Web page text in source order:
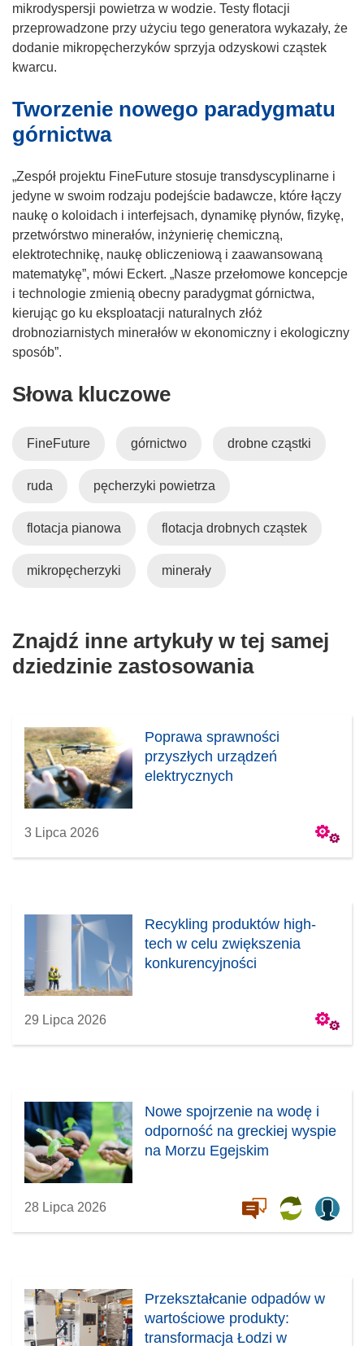
mikrodyspersji powietrza w wodzie. Testy flotacji
przeprowadzone przy użyciu tego generatora wykazały, że
dodanie mikropęcherzyków sprzyja odzyskowi cząstek
kwarcu.
Tworzenie nowego paradygmatu
górnictwa
„Zespół projektu FineFuture stosuje transdyscyplinarne i
jedyne w swoim rodzaju podejście badawcze, które łączy
naukę o koloidach i interfejsach, dynamikę płynów, fizykę,
przetwórstwo minerałów, inżynierię chemiczną,
elektrotechnikę, naukę obliczeniową i zaawansowaną
matematykę”, mówi Eckert. „Nasze przełomowe koncepcje
i technologie zmienią obecny paradygmat górnictwa,
kierując go ku eksploatacji naturalnych złóż
drobnoziarnistych minerałów w ekonomiczny i ekologiczny
sposób”.
Słowa kluczowe
FineFuture górnictwo drobne cząstki
ruda pęcherzyki powietrza
flotacja pianowa flotacja drobnych cząstek
mikropęcherzyki minerały
Znajdź inne artykuły w tej samej
dziedzinie zastosowania
Poprawa sprawności
przyszłych urządzeń
elektrycznych
3 Lipca 2026
Recykling produktów high-
tech w celu zwiększenia
konkurencyjności
29 Lipca 2026
Nowe spojrzenie na wodę i
odporność na greckiej wyspie
na Morzu Egejskim
28 Lipca 2026
Przekształcanie odpadów w
wartościowe produkty:
transformacja Łodzi w